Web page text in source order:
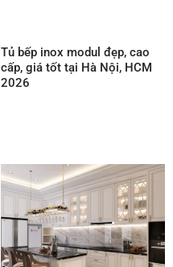
Tủ bếp inox modul đẹp, cao
cấp, giá tốt tại Hà Nội, HCM
2026